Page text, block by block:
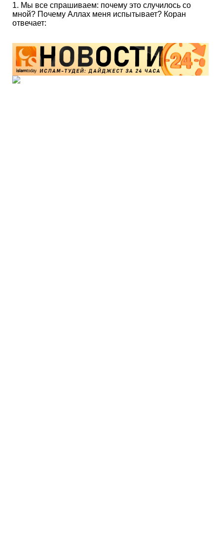
1. Мы все спрашиваем: почему это случилось со
мной? Почему Аллах меня испытывает? Коран
отвечает: